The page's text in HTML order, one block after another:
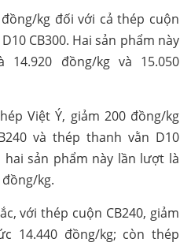
kg đối với cả thép cuộn
CB300. Hai sản phẩm này
đồng/kg và 15.050
Việt Ý, giảm 200 đồng/kg
và thép thanh vằn D10
hai sản phẩm này lần lượt là
đồng/kg.
với thép cuộn CB240, giảm
14.440 đồng/kg; còn thép